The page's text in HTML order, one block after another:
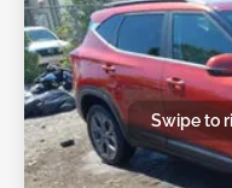
Swipe to